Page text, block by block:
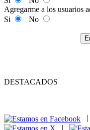
Agregarme a los usuarios
Si
No
DESTACADOS
|